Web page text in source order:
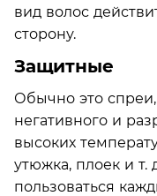
вид волос
сторону.
Защитные
Обычно это
негативного и
высоких
утюжка, плоек и т.
пользоваться